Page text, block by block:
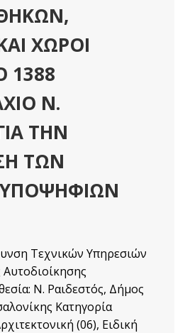
ΧΩΡΟΙ
1388
Ν.
ΤΗΝ
ΤΩΝ
Τεχνικών Υπηρεσιών
Ν. Ραιδεστός, Δήμος
Κατηγορία
(06), Ειδική